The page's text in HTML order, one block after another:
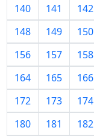
140
141 142
148
149 150
156
157 158
164
165 166
172
173 174
180
181 182